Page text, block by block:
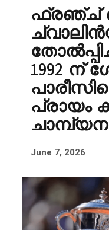
ഫ്രഞ്ച്
1992 ന്
പ്രായം
June 7, 2026